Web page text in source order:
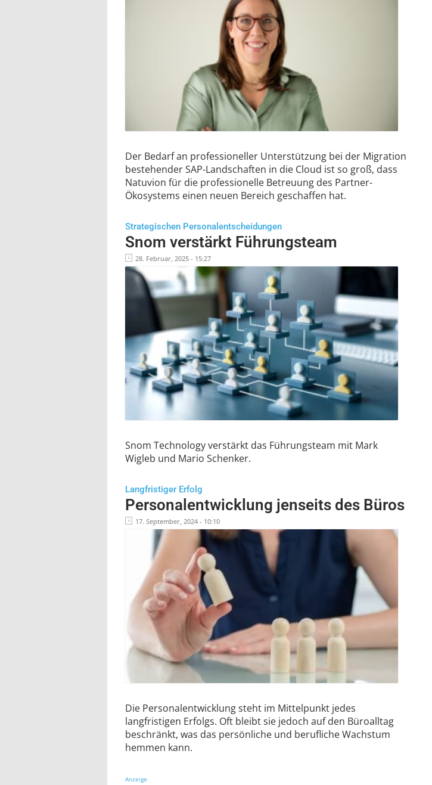
Der Bedarf an professioneller Unterstützung bei der Migration
bestehender SAP-Landschaften in die Cloud ist so groß, dass
Natuvion für die professionelle Betreuung des Partner-
Ökosystems einen neuen Bereich geschaffen hat.
Strategischen Personalentscheidungen
Snom verstärkt Führungsteam
28. Februar, 2025 - 15:27
Snom Technology verstärkt das Führungsteam mit Mark
Wigleb und Mario Schenker.
Langfristiger Erfolg
Personalentwicklung jenseits des Büros
17. September, 2024 - 10:10
Die Personalentwicklung steht im Mittelpunkt jedes
langfristigen Erfolgs. Oft bleibt sie jedoch auf den Büroalltag
beschränkt, was das persönliche und berufliche Wachstum
hemmen kann.
Anzeige